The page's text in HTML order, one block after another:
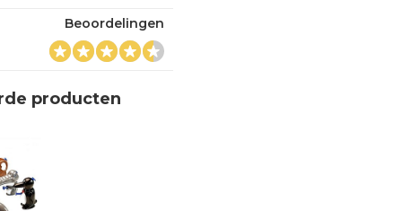
Beoordelingen
producten